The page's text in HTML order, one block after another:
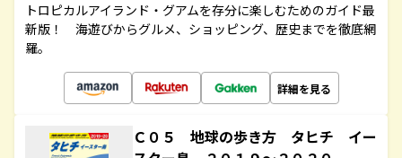
トロピカルアイランド・グアムを存分に楽しむためのガイド最
新版！ 海遊びからグルメ、ショッピング、歴史までを徹底網
羅。
詳細を見る
Ｃ０５ 地球の歩き方 タヒチ イー